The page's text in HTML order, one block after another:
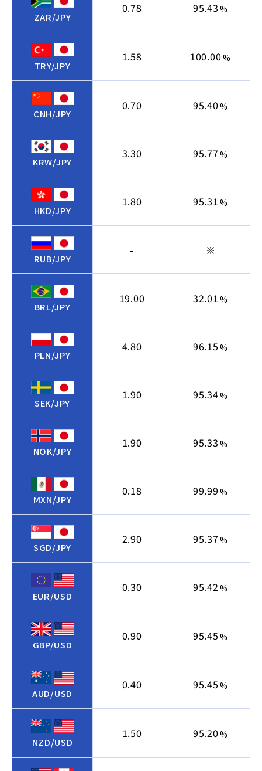
ZAR/JPY
0.78 95.43 %
TRY/JPY
1.58 100.00%
CNH/JPY
0.70 95.40%
KRW/JPY
3.30 95.77 %
HKD/JPY
1.80 95.31 %
RUB/JPY
- ※
BRL/JPY
19.00 32.01 %
PLN/JPY
4.80 96.15 %
SEK/JPY
1.90 95.34%
NOK/JPY
1.90 95.33 %
MXN/JPY
0.18 99.99 %
SGD/JPY
2.90 95.37 %
EUR/USD
0.30 95.42%
GBP/USD
0.90 95.45 %
AUD/USD
0.40 95.45 %
NZD/USD
1.50 95.20%